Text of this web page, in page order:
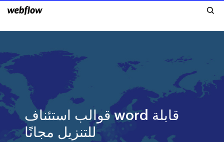
قوالب استئناف word قابلة
للتنزيل مجانًا